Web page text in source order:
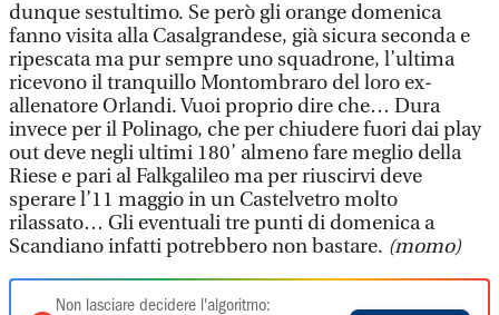
dunque sestultimo. Se però gli orange domenica
fanno visita alla Casalgrandese, già sicura seconda e
ripescata ma pur sempre uno squadrone, l’ultima
ricevono il tranquillo Montombraro del loro ex-
allenatore Orlandi. Vuoi proprio dire che… Dura
invece per il Polinago, che per chiudere fuori dai play
out deve negli ultimi 180’ almeno fare meglio della
Riese e pari al Falkgalileo ma per riuscirvi deve
sperare l’11 maggio in un Castelvetro molto
rilassato… Gli eventuali tre punti di domenica a
Scandiano infatti potrebbero non bastare. (momo)
Non lasciare decidere l'algoritmo: